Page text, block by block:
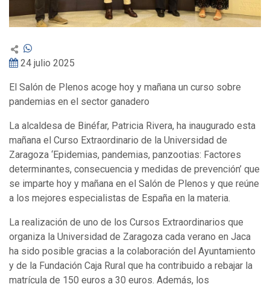
24 julio 2025
El Salón de Plenos acoge hoy y mañana un curso sobre
pandemias en el sector ganadero
La alcaldesa de Binéfar, Patricia Rivera, ha inaugurado esta
mañana el Curso Extraordinario de la Universidad de
Zaragoza ‘Epidemias, pandemias, panzootias: Factores
determinantes, consecuencia y medidas de prevención’ que
se imparte hoy y mañana en el Salón de Plenos y que reúne
a los mejores especialistas de España en la materia.
La realización de uno de los Cursos Extraordinarios que
organiza la Universidad de Zaragoza cada verano en Jaca
ha sido posible gracias a la colaboración del Ayuntamiento
y de la Fundación Caja Rural que ha contribuido a rebajar la
matrícula de 150 euros a 30 euros. Además, los